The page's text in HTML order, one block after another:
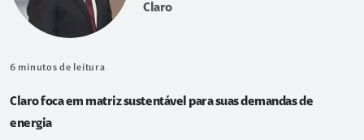
Claro
6 minutos de leitura
Claro foca em matriz sustentável para suas demandas de
energia